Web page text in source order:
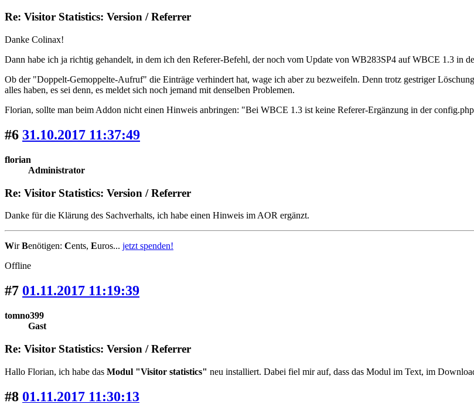
Re: Visitor Statistics: Version / Referrer
Danke Colinax!
Dann habe ich ja richtig gehandelt, in dem ich den Referer-Befehl, der noch vom Update von WB283SP4 auf WBCE 1.3 in
Ob der "Doppelt-Gemoppelte-Aufruf" die Einträge verhindert hat, wage ich aber zu bezweifeln. Denn trotz gestriger
alles haben, es sei denn, es meldet sich noch jemand mit denselben Problemen.
Florian, sollte man beim Addon nicht einen Hinweis anbringen: "Bei WBCE 1.3 ist keine Referer-Ergänzung in der
#6 31.10.2017 11:37:49
florian
Administrator
Re: Visitor Statistics: Version / Referrer
Danke für die Klärung des Sachverhalts, ich habe einen Hinweis im AOR ergänzt.
WirBenötigen: Cents, Euros... jetzt spenden!
Offline
#7 01.11.2017 11:19:39
tomno399
Gast
Re: Visitor Statistics: Version / Referrer
Hallo Florian, ich habe das Modul "Visitor statistics" neu installiert. Dabei fiel mir auf, dass das Modul im Text, im
#8 01.11.2017 11:30:13